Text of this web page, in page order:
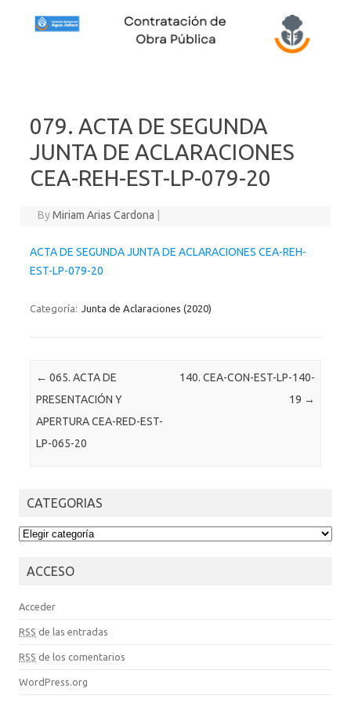
079. ACTA DE SEGUNDA
JUNTA DE ACLARACIONES
CEA-REH-EST-LP-079-20
ByMiriam Arias Cardona
ACTA DE SEGUNDA JUNTA DE ACLARACIONES CEA-REH-
EST-LP-079-20
Categoría: Junta de Aclaraciones (2020)
Post navigation
← 065. ACTA DE
PRESENTACIÓN Y
APERTURA CEA-RED-EST-
LP-065-20
140. CEA-CON-EST-LP-140-
19 →
CATEGORIAS
CATEGORIAS
ACCESO
Acceder
RSS de las entradas
RSS de los comentarios
WordPress.org